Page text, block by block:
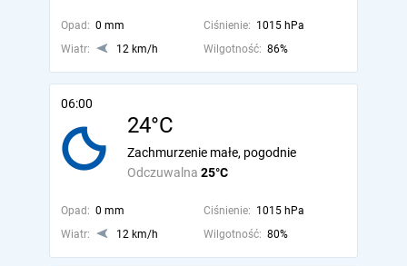
Opad: 0 mm Ciśnienie: 1015 hPa
Wiatr:
12 km/h Wilgotność: 86%
06:00
24°C
Odczuwalna 25°C
Zachmurzenie małe, pogodnie
Opad: 0 mm Ciśnienie: 1015 hPa
Wiatr:
12 km/h Wilgotność: 80%